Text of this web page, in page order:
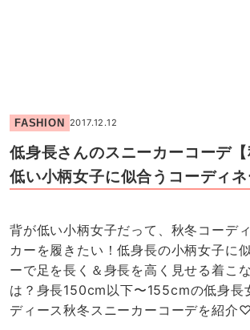
FASHION 2017.12.12
低身長さんのスニーカーコーデ
低い小柄女子に似合うコーディ
背が低い小柄女子だって、秋冬コーデ
カーを履きたい！低身長の小柄女子に
ーで足を長く＆身長を高く見せる着こ
は？身長150cm以下〜155cmの低身長
ディース秋冬スニーカーコーデを紹介♡